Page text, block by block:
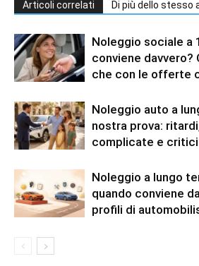
Articoli correlati Di più dello stesso
Noleggio sociale a
conviene davvero?
che con le offerte
Noleggio auto a
nostra prova:
complicate e
Noleggio a lungo
quando conviene
profili di